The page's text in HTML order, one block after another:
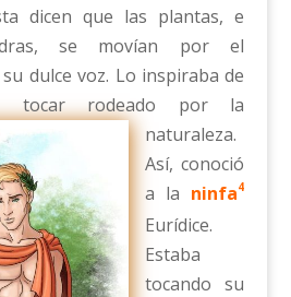
dicen que las plantas, e
se movían por el
dulce voz. Lo inspiraba de
tocar rodeado por la
naturaleza.
Así, conoció
a la ninfa4
Eurídice.
Estaba
tocando su